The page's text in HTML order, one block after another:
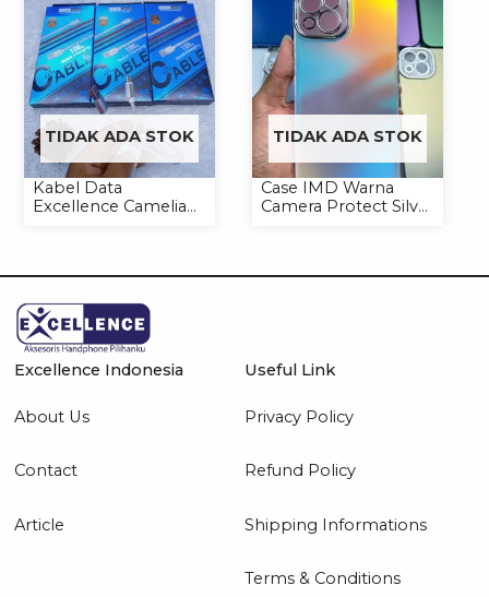
TIDAK ADA STOK
Kabel Data
Excellence Camelia
TIDAK ADA STOK
Case IMD Warna
Camera Protect Silver
Excellence Indonesia
About Us
Contact
Article
Useful Link
Privacy Policy
Refund Policy
Shipping Informations
Terms & Conditions